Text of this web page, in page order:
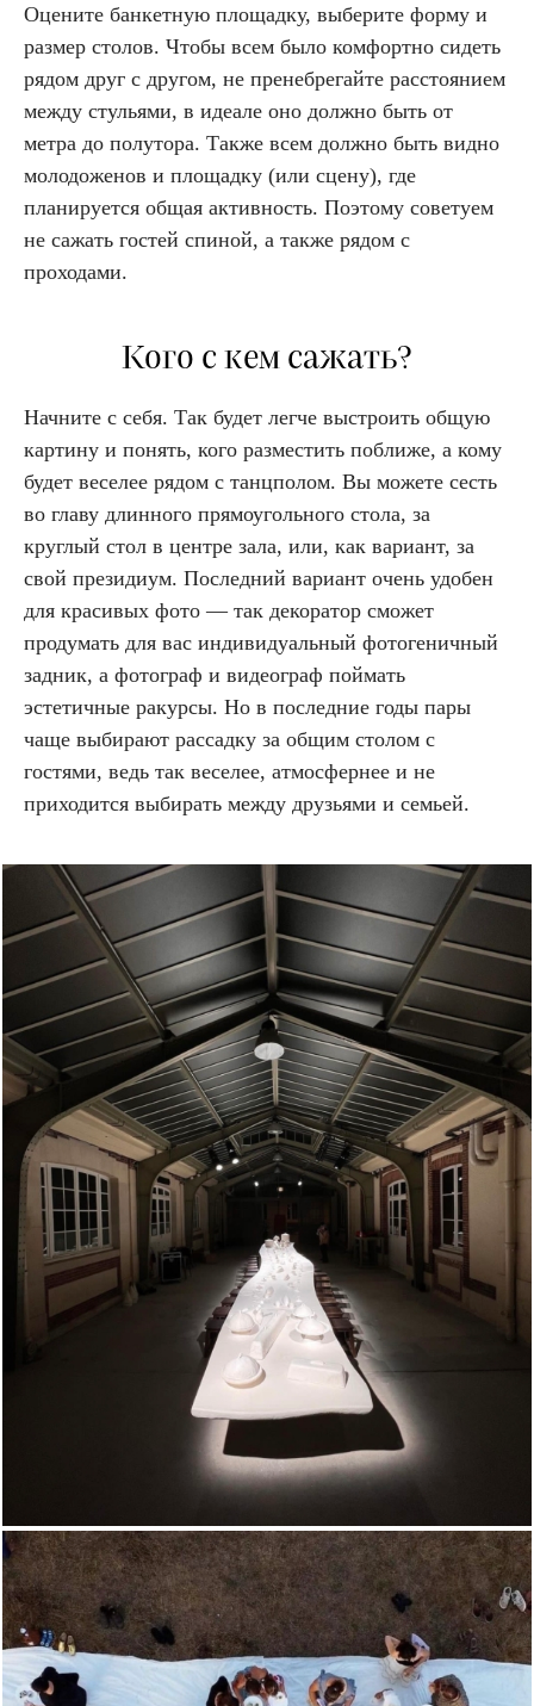
Оцените банкетную площадку, выберите форму и
размер столов. Чтобы всем было комфортно сидеть
рядом друг с другом, не пренебрегайте расстоянием
между стульями, в идеале оно должно быть от
метра до полутора. Также всем должно быть видно
молодоженов и площадку (или сцену), где
планируется общая активность. Поэтому советуем
не сажать гостей спиной, а также рядом с
проходами.
Кого с кем сажать?
Начните с себя. Так будет легче выстроить общую
картину и понять, кого разместить поближе, а кому
будет веселее рядом с танцполом. Вы можете сесть
во главу длинного прямоугольного стола, за
круглый стол в центре зала, или, как вариант, за
свой президиум. Последний вариант очень удобен
для красивых фото — так декоратор сможет
продумать для вас индивидуальный фотогеничный
задник, а фотограф и видеограф поймать
эстетичные ракурсы. Но в последние годы пары
чаще выбирают рассадку за общим столом с
гостями, ведь так веселее, атмосфернее и не
приходится выбирать между друзьями и семьей.